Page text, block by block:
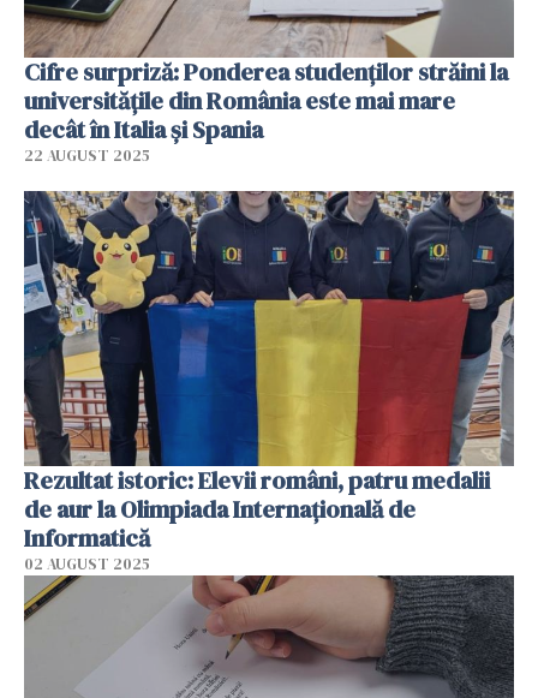
Cifre surpriză: Ponderea studenţilor străini la
universităţile din România este mai mare
decât în Italia şi Spania
22 AUGUST 2025
Rezultat istoric: Elevii români, patru medalii
de aur la Olimpiada Internaţională de
Informatică
02 AUGUST 2025